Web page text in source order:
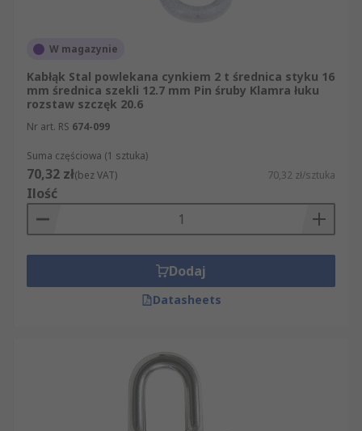
W magazynie
Kabłąk Stal powlekana cynkiem 2 t średnica styku 16
mm średnica szekli 12.7 mm Pin śruby Klamra łuku
rozstaw szczęk 20.6
Nr art. RS 674-099
Suma częściowa (1 sztuka)
70,32 zł(bez VAT) 70,32 zł/sztuka
Ilość
Dodaj
Datasheets